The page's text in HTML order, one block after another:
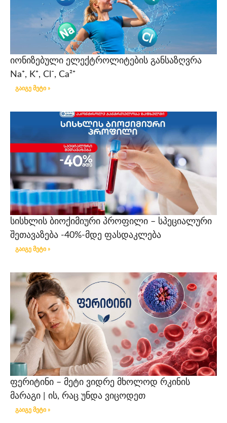
იონიზებული ელექტროლიტების განსაზღვრა
Na⁺, K⁺, Cl⁻, Ca²⁺
გაიგე მეტი »
სისხლის ბიოქიმიური პროფილი – სპეციალური
შეთავაზება -40%-მდე ფასდაკლება
გაიგე მეტი »
ფერიტინი – მეტი ვიდრე მხოლოდ რკინის
მარაგი | ის, რაც უნდა ვიცოდეთ
გაიგე მეტი »